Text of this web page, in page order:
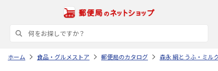
ホーム 食品・グルメストア 郵便局のカタログ 森永 絹とうふ・ミル